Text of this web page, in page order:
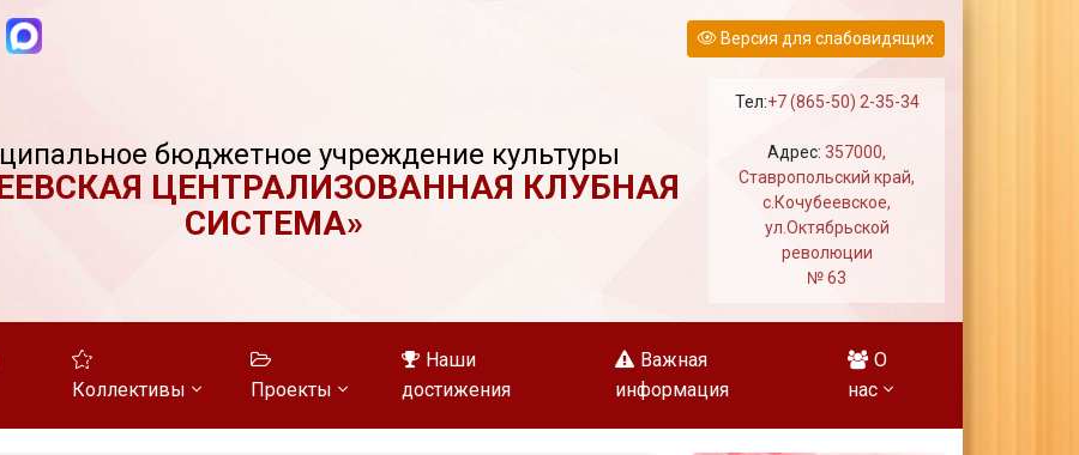
Версия для слабовидящих
бюджетное учреждение культуры
ЦЕНТРАЛИЗОВАННАЯ КЛУБНАЯ
СИСТЕМА»
Тел:+7 (865-50) 2-35-34
Адрес:357000,
Ставропольский край,
с.Кочубеевское,
ул.Октябрьской
революции
№ 63
Коллективы Проекты
Наши
достижения
Важная
информация
О
нас